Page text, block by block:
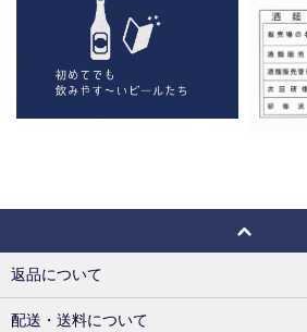
返品について
配送・送料について